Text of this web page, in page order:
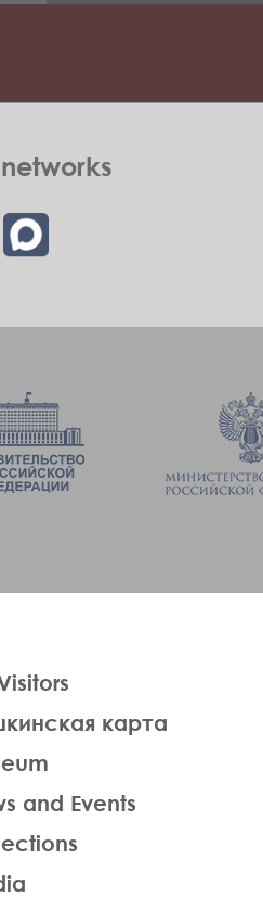
карта
and Events